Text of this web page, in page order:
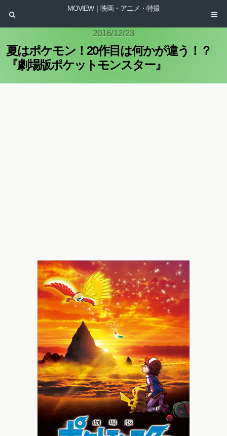
MOVIEW｜映画・アニメ・特撮
2016/12/23
夏はポケモン！20作目は何かが違う！？
『劇場版ポケットモンスター』